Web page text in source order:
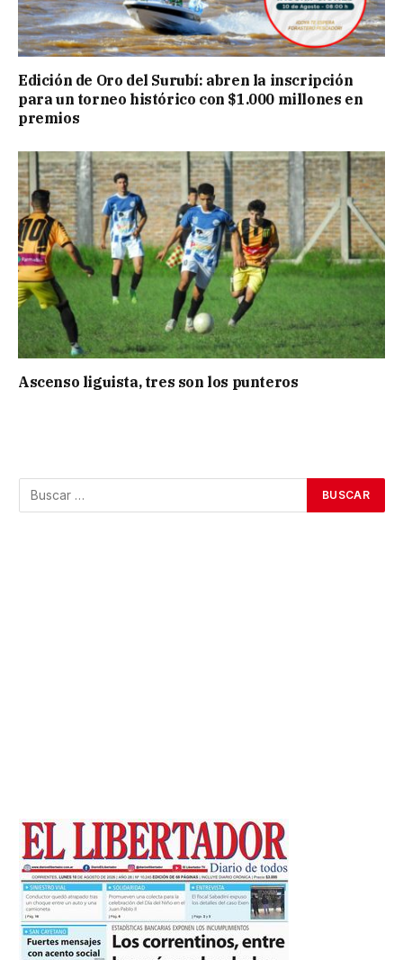
Edición de Oro del Surubí: abren la inscripción
para un torneo histórico con $1.000 millones en
premios
Ascenso liguista, tres son los punteros